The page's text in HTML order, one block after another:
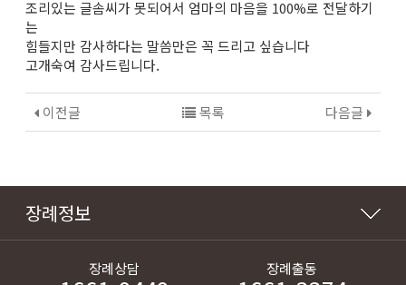
조리있는 글솜씨가 못되어서 엄마의 마음을 100%로 전달하기
는
힘들지만 감사하다는 말씀만은 꼭 드리고 싶습니다
고개숙여 감사드립니다.
이전글 다음글
목록
장례정보
장례상담 장례출동